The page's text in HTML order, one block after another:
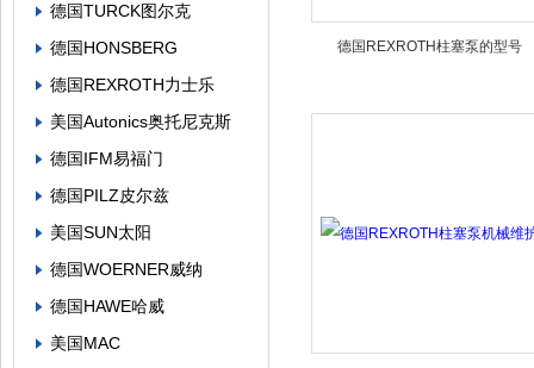
德国TURCK图尔克
德国HONSBERG
德国REXROTH力士乐
美国Autonics奥托尼克斯
德国IFM易福门
德国PILZ皮尔兹
美国SUN太阳
德国WOERNER威纳
德国HAWE哈威
美国MAC
德国REXROTH柱塞泵的型号